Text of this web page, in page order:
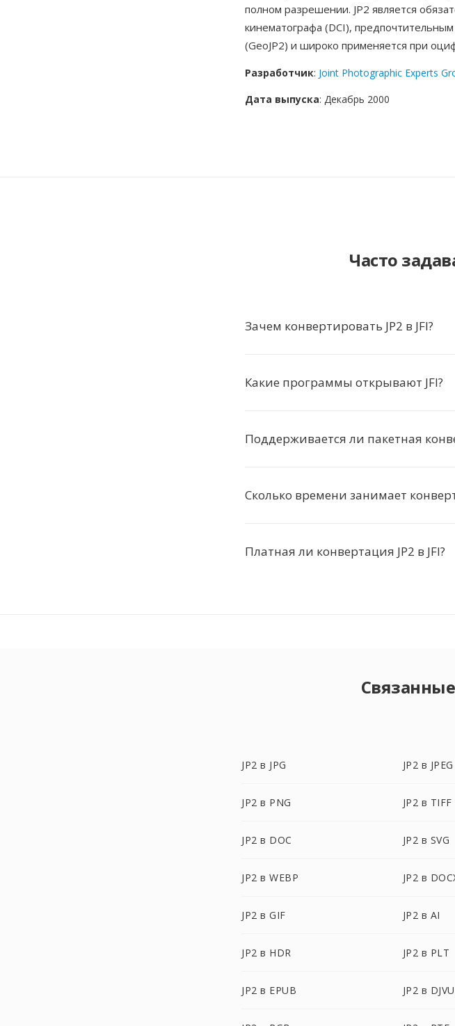
полном разрешении. JP2 является
кинематографа (DCI),
(GeoJP2) и широко применяется при
Разработчик: Joint Photographic Experts
Дата выпуска: Декабрь 2000
Часто
Зачем конвертировать JP2 в JFI?
Какие программы открывают JFI?
Поддерживается ли пакетная
Сколько времени занимает
Платная ли конвертация JP2 в JFI?
JP2 в JPG JP2 в JPEG
JP2 в PNG JP2 в TIFF
JP2 в DOC JP2 в SVG
JP2 в WEBP JP2 в
JP2 в GIF JP2 в AI
JP2 в HDR JP2 в PLT
JP2 в EPUB JP2 в DJVU